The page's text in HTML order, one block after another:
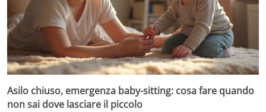
Asilo chiuso, emergenza baby-sitting: cosa fare quando
non sai dove lasciare il piccolo